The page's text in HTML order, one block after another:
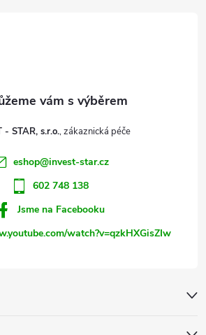
- STAR, s.r.o.
eshop@invest-star.cz
602 748 138
Jsme na Facebooku
watch?v=qzkHXGisZIw